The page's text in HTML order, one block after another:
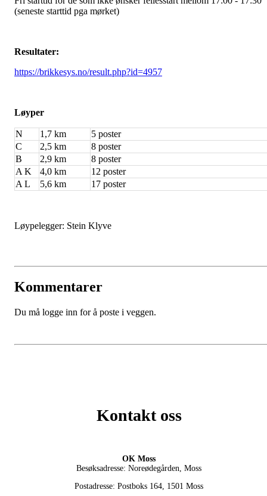
(seneste starttid pga mørket)
Resultater:
https://brikkesys.no/result.php?id=4957
Løyper
N 1,7 km
5 poster
C
2,5 km
8 poster
B
2,9 km
8 poster
A K
4,0 km
12 poster
A L
5,6 km 17 poster
Løypelegger: Stein Klyve
Kommentarer
Du må logge inn for å poste i veggen.
Kontakt oss
OK Moss
Besøksadresse: Noreødegården, Moss
Postadresse: Postboks 164, 1501 Moss